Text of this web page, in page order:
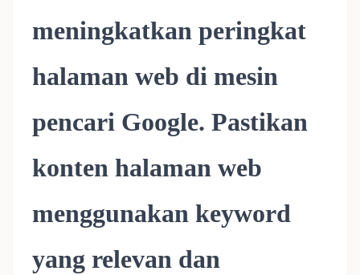
meningkatkan peringkat
halaman web di mesin
pencari Google. Pastikan
konten halaman web
menggunakan keyword
yang relevan dan